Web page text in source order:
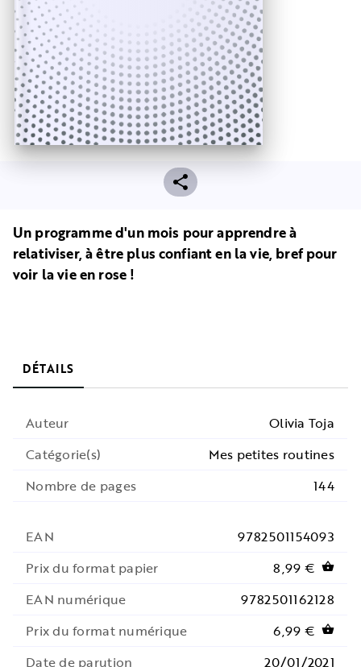
Un programme d'un mois pour apprendre à
relativiser, à être plus confiant en la vie, bref pour
voir la vie en rose !
DÉTAILS
Auteur
Olivia Toja
Catégorie(s)
Mes petites routines
Nombre de pages
144
EAN
9782501154093
Prix du format papier
8,99 € shopping_basket
EAN numérique
9782501162128
Prix du format numérique
6,99 € shopping_basket
Date de parution
20/01/2021